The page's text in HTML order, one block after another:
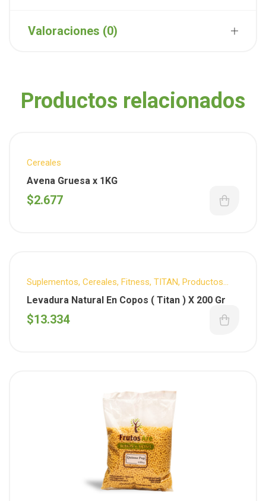
Valoraciones (0)
Productos relacionados
Cereales
Avena Gruesa x 1KG
$2.677
Suplementos, Cereales, Fitness, TITAN, Productos
Destacados
Levadura Natural En Copos ( Titan ) X 200 Gr
$13.334